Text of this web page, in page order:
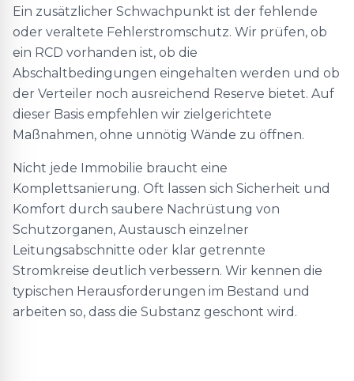
Ein zusätzlicher Schwachpunkt ist der fehlende
oder veraltete Fehlerstromschutz. Wir prüfen, ob
ein RCD vorhanden ist, ob die
Abschaltbedingungen eingehalten werden und ob
der Verteiler noch ausreichend Reserve bietet. Auf
dieser Basis empfehlen wir zielgerichtete
Maßnahmen, ohne unnötig Wände zu öffnen.
Nicht jede Immobilie braucht eine
Komplettsanierung. Oft lassen sich Sicherheit und
Komfort durch saubere Nachrüstung von
Schutzorganen, Austausch einzelner
Leitungsabschnitte oder klar getrennte
Stromkreise deutlich verbessern. Wir kennen die
typischen Herausforderungen im Bestand und
arbeiten so, dass die Substanz geschont wird.